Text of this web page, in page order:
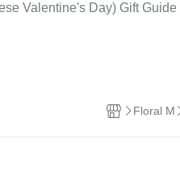
Valentine's Day) Gift Guide
Floral M